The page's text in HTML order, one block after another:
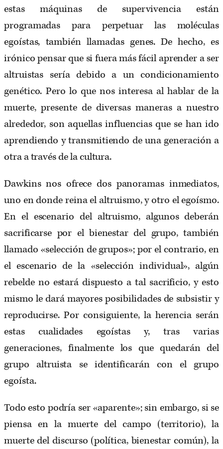
estas máquinas de supervivencia están
programadas para perpetuar las moléculas
egoístas, también llamadas genes. De hecho, es
irónico pensar que si fuera más fácil aprender a ser
altruistas sería debido a un condicionamiento
genético. Pero lo que nos interesa al hablar de la
muerte, presente de diversas maneras a nuestro
alrededor, son aquellas influencias que se han ido
aprendiendo y transmitiendo de una generación a
otra a través de la cultura.
Dawkins nos ofrece dos panoramas inmediatos,
uno en donde reina el altruismo, y otro el egoísmo.
En el escenario del altruismo, algunos deberán
sacrificarse por el bienestar del grupo, también
llamado «selección de grupos»; por el contrario, en
el escenario de la «selección individual», algún
rebelde no estará dispuesto a tal sacrificio, y esto
mismo le dará mayores posibilidades de subsistir y
reproducirse. Por consiguiente, la herencia serán
estas cualidades egoístas y, tras varias
generaciones, finalmente los que quedarán del
grupo altruista se identificarán con el grupo
egoísta.
Todo esto podría ser «aparente»; sin embargo, si se
piensa en la muerte del campo (territorio), la
muerte del discurso (política, bienestar común), la